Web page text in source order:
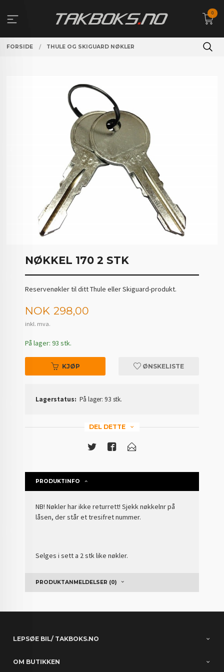
innholdet
0
FORSIDE THULE OG SKIGUARD NØKLER
NØKKEL 170 2 STK
Reservenøkler til ditt Thule eller Skiguard-produkt.
Pris
NOK 298,00
inkl. mva.
På lager: 93 stk.
KJØP ØNSKELISTE
Lagerstatus: På lager: 93 stk.
DEL DETTE
PRODUKTINFO
NB! Nøkler har ikke returrett! Sjekk nøkkelnr på
låsen, der står et tresifret nummer.
Selges i sett a 2 stk like nøkler.
PRODUKTANMELDELSER (0)
LEPSØE BIL/ TAKBOKS.NO
OM BUTIKKEN